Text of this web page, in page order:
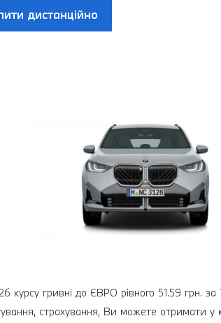
дистанційно
гривні до ЄВРО рівного 51.59 грн. за
страхування, Ви можете отримати у